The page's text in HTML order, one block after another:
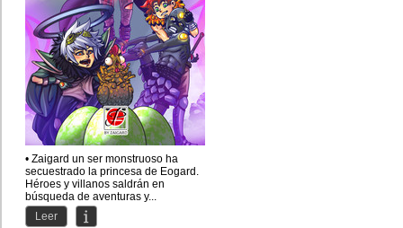
• Zaigard un ser monstruoso ha
secuestrado la princesa de Eogard.
Héroes y villanos saldrán en
búsqueda de aventuras y...
Leer